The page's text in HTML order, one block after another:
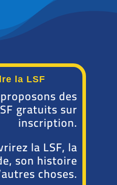
la LSF
des
gratuits sur
inscription.
la LSF, la
son histoire
choses.